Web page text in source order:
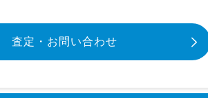
査定・お問い合わせ